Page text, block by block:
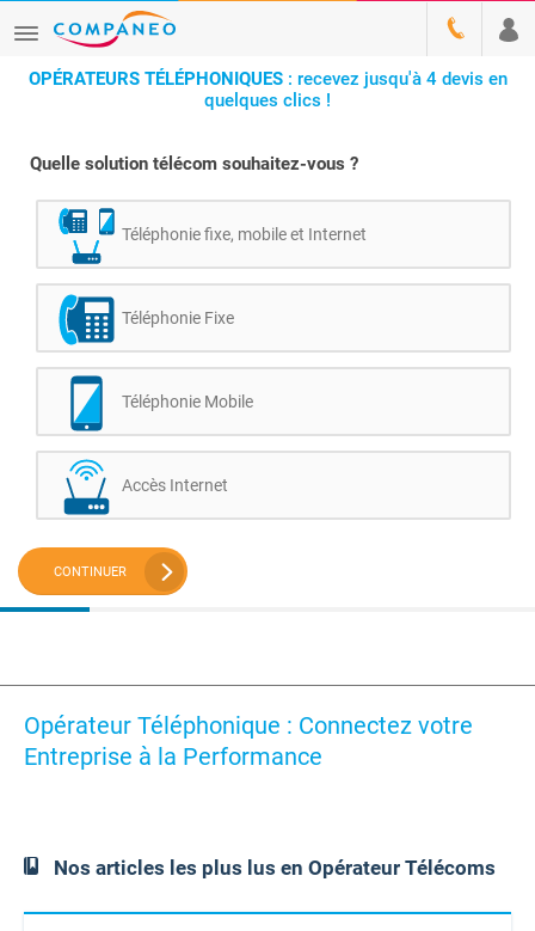
OPÉRATEURS TÉLÉPHONIQUES : recevez jusqu'à 4 devis en
quelques clics !
Quelle solution télécom souhaitez-vous ?
Téléphonie fixe, mobile et Internet
Téléphonie Fixe
Téléphonie Mobile
Accès Internet
CONTINUER
Opérateur Téléphonique : Connectez votre
Entreprise à la Performance
Nos articles les plus lus en Opérateur Télécoms